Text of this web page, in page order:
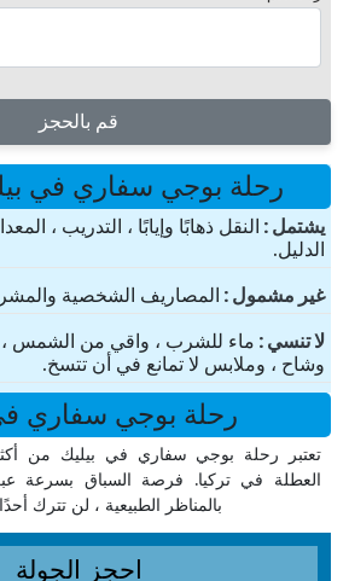
قم بالحجز
رحلة بوجي سفاري في
یشتمل النقل ذهابًا وإيابًا ، التدريب ،
الدليل.
غير مشمول المصاريف الشخصية
لا تنسي ماء للشرب ، واقي من الشمس
وشاح ، وملابس لا تمانع في أن تتسخ.
رحلة بوجي سفاري
تعتبر رحلة بوجي سفاري في بيليك من
العطلة في تركيا. فرصة السباق بسرعة عبر
بالمناظر الطبيعية ، لن تترك
احجز الجولة